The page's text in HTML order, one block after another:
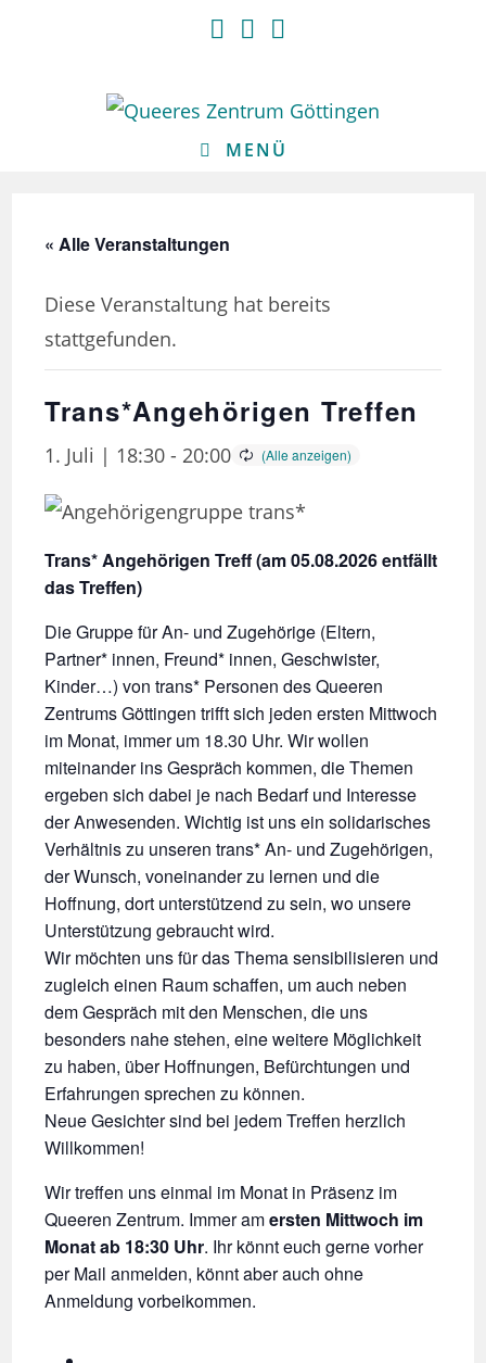
MENÜ
« Alle Veranstaltungen
Diese Veranstaltung hat bereits
stattgefunden.
Trans*Angehörigen Treffen
1. Juli | 18:30 - 20:00
Trans* Angehörigen Treff (am 05.08.2026 entfällt
das Treffen)
Die Gruppe für An- und Zugehörige (Eltern,
Partner* innen, Freund* innen, Geschwister,
Kinder…) von trans* Personen des Queeren
Zentrums Göttingen trifft sich jeden ersten Mittwoch
im Monat, immer um 18.30 Uhr. Wir wollen
miteinander ins Gespräch kommen, die Themen
ergeben sich dabei je nach Bedarf und Interesse
der Anwesenden. Wichtig ist uns ein solidarisches
Verhältnis zu unseren trans* An- und Zugehörigen,
der Wunsch, voneinander zu lernen und die
Hoffnung, dort unterstützend zu sein, wo unsere
Unterstützung gebraucht wird.
Wir möchten uns für das Thema sensibilisieren und
zugleich einen Raum schaffen, um auch neben
dem Gespräch mit den Menschen, die uns
besonders nahe stehen, eine weitere Möglichkeit
zu haben, über Hoffnungen, Befürchtungen und
Erfahrungen sprechen zu können.
Neue Gesichter sind bei jedem Treffen herzlich
Willkommen!
Wir treffen uns einmal im Monat in Präsenz im
Queeren Zentrum. Immer amersten Mittwoch im
Monat ab 18:30 Uhr. Ihr könnt euch gerne vorher
per Mail anmelden, könnt aber auch ohne
Anmeldung vorbeikommen.